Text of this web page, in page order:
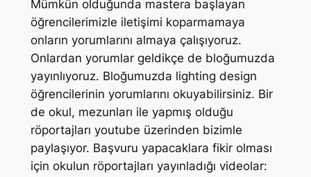
Mümkün olduğunda mastera başlayan
öğrencilerimizle iletişimi koparmamaya
onların yorumlarını almaya çalışıyoruz.
Onlardan yorumlar geldikçe de bloğumuzda
yayınlıyoruz. Bloğumuzda lighting design
öğrencilerinin yorumlarını okuyabilirsiniz. Bir
de okul, mezunları ile yapmış olduğu
röportajları youtube üzerinden bizimle
paylaşıyor. Başvuru yapacaklara fikir olması
için okulun röportajları yayınladığı videolar: